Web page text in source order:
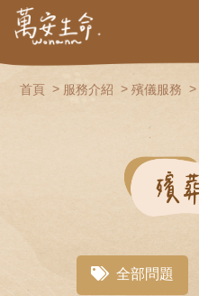
首頁 服務介紹 殯儀服務
全部問題